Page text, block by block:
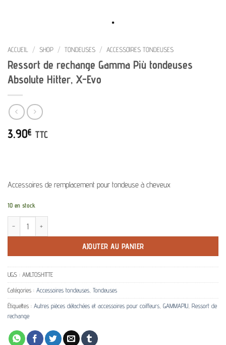
ACCUEIL / SHOP / TONDEUSES / ACCESSOIRES TONDEUSES
Ressort de rechange Gamma Più tondeuses
Absolute Hitter, X-Evo
3.90€ TTC
Accessoires de remplacement pour tondeuse à cheveux
10 en stock
quantité de Ressort de rechange Gamma Più tondeuses Absolute Hitter, X-Evo
AJOUTER AU PANIER
UGS : AMLTOSHITTE
Catégories : Accessoires tondeuses Tondeuses
Étiquettes : Autres pièces détachées et accessoires pour coiffeurs GAMMAPIU Ressort de
rechange